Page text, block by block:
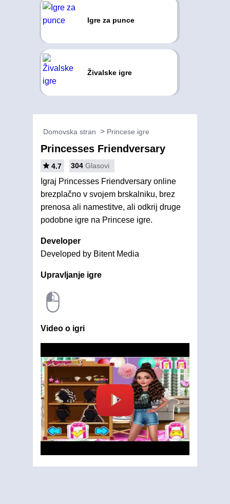
Igre za punce
Živalske igre
Domovska stran Princese igre
Princesses Friendversary
4.7 304 Glasovi
Igraj Princesses Friendversary online
brezplačno v svojem brskalniku, brez
prenosa ali namestitve, ali odkrij druge
podobne igre na Princese igre.
Developer
Developed by Bitent Media
Upravljanje igre
Video o igri